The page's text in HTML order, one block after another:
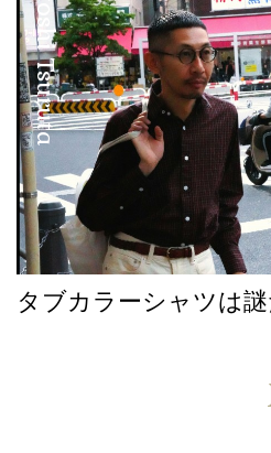
Satoshi Tsuruta
タブカラーシャツは謎